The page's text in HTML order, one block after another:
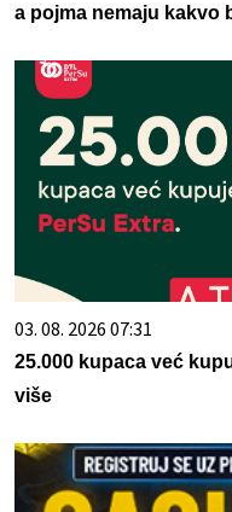
a pojma nemaju kakvo
03. 08. 2026 07:31
25.000 kupaca već
više